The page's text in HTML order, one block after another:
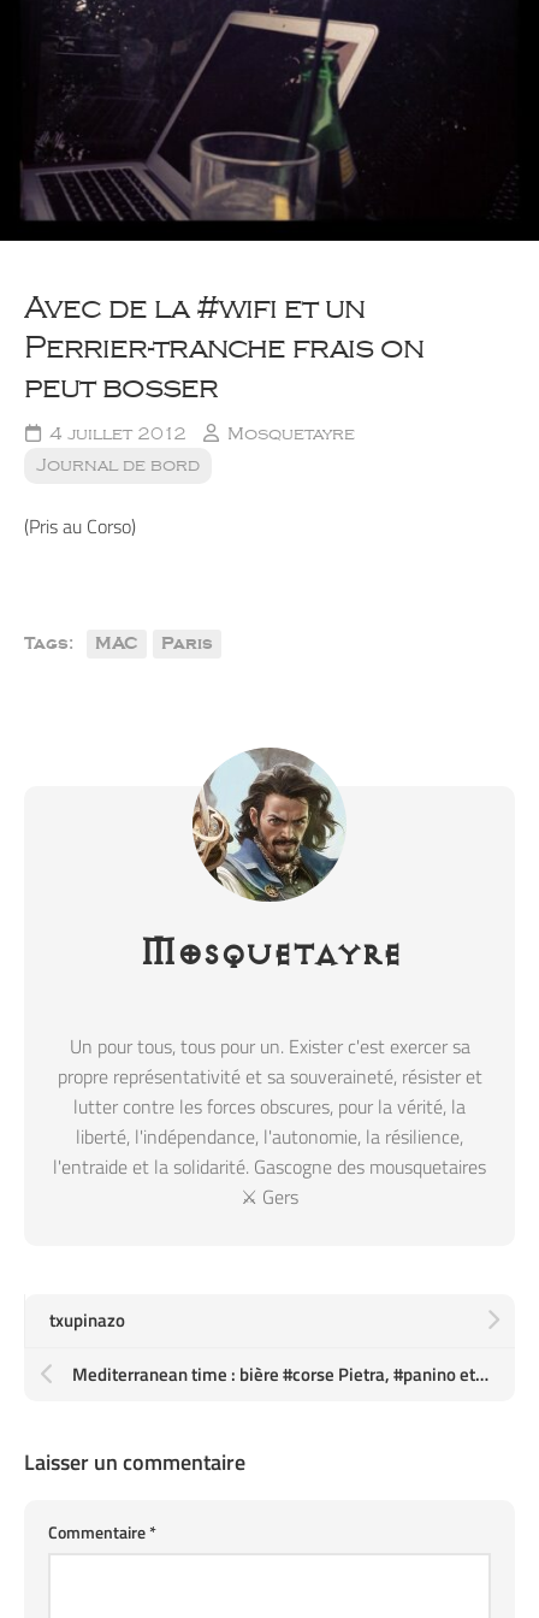
Avec de la #wifi et un
Perrier-tranche frais on
peut bosser
4 juillet 2012
Mosquetayre
Journal de bord
(Pris au Corso)
Tags: MAC Paris
Mosquetayre
Un pour tous, tous pour un. Exister c'est exercer sa
propre représentativité et sa souveraineté, résister et
lutter contre les forces obscures, pour la vérité, la
liberté, l'indépendance, l'autonomie, la résilience,
l'entraide et la solidarité. Gascogne des mousquetaires
⚔️ Gers
txupinazo
Mediterranean time : bière #corse Pietra, #panino et #pizza
Laisser un commentaire
Commentaire*